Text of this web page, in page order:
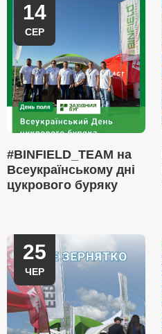
14
СЕР
#BINFIELD_TEAM на
Всеукраїнському дні
цукрового буряку
25
ЧЕР